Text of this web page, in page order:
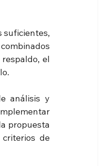
suficientes,
el
análisis y
propuesta
de